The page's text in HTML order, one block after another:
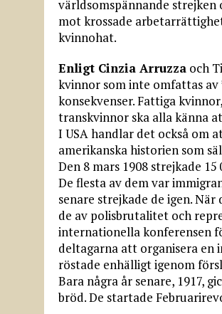
världsomspännande
mot krossade
kvinnohat.
Enligt Cinzia Arruzza och
kvinnor som inte omfattas av
konsekvenser. Fattiga
transkvinnor ska alla känna
I USA handlar det också om
amerikanska historien som
Den 8 mars 1908 strejkade
De flesta av dem var
senare strejkade de igen.
de av polisbrutalitet och
internationella konferensen
deltagarna att organisera
röstade enhälligt igenom
Bara några år senare, 1917,
bröd. De startade